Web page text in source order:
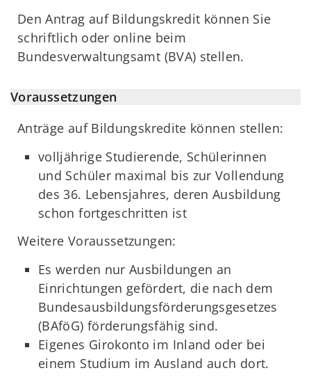
Den Antrag auf Bildungskredit können Sie
schriftlich oder online beim
Bundesverwaltungsamt (BVA) stellen.
Voraussetzungen
Anträge auf Bildungskredite können stellen:
volljährige Studierende, Schülerinnen
und Schüler maximal bis zur Vollendung
des 36. Lebensjahres, deren Ausbildung
schon fortgeschritten ist
Weitere Voraussetzungen:
Es werden nur Ausbildungen an
Einrichtungen gefördert, die nach dem
Bundesausbildungsförderungsgesetzes
(BAföG) förderungsfähig sind.
Eigenes Girokonto im Inland oder bei
einem Studium im Ausland auch dort.